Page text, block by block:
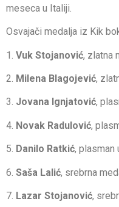
meseca u Italiji.
Osvajači medalja iz Kik
1. Vuk Stojanović, zlatna
2. Milena Blagojević,
3. Jovana Ignjatović,
4. Novak Radulović,
5. Danilo Ratkić, plasman
6. Saša Lalić, srebrna
7. Lazar Stojanović,